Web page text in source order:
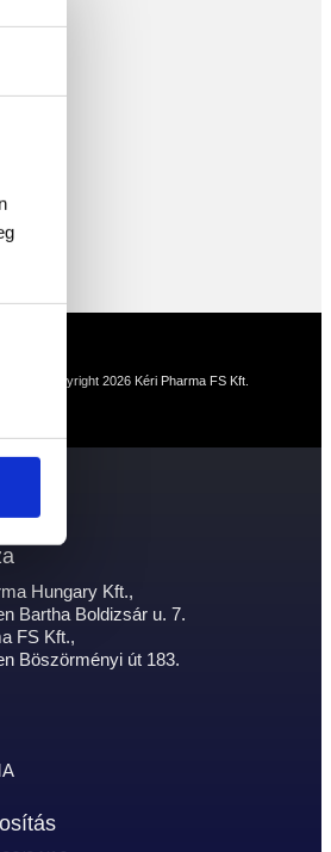
Copyright 2026 Kéri Pharma FS Kft.
Hungary Kft.,
Bartha Boldizsár u. 7.
FS Kft.,
Böszörményi út 183.